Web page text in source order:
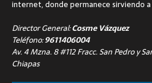
internet, donde permanece sirviendo a
Director General:Cosme Vázquez
Teléfono:9611406004
Av. 4 Mzna. 8 #112 Fracc. San Pedro y
Chiapas